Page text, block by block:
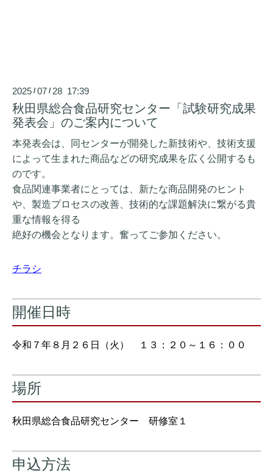
2025 /07 / 28 17:39
秋田県総合食品研究センター「試験研究成果
発表会」のご案内について
本発表会は、同センターが開発した新技術や、技術支援
によって生まれた商品などの研究成果を広く公開するも
のです。
食品関連事業者にとっては、新たな商品開発のヒント
や、製造プロセスの改善、技術的な課題解決に繋がる貴
重な情報を得る
絶好の機会となります。奮ってご参加ください。
チラシ
開催日時
令和７年８月２６日（火） １３：２０～１６：００
場所
秋田県総合食品研究センター 研修室１
申込方法